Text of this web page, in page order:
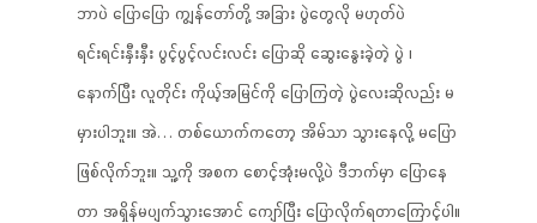
ဘာပဲ ပြောပြော ကျွန်တော်တို့ အခြား ပွဲတွေလို မဟုတ်ပဲ
ရင်းရင်းနှီးနှီး ပွင့်ပွင့်လင်းလင်း ပြောဆို ဆွေးနွေးခဲ့တဲ့ ပွဲ ၊
နောက်ပြီး လူတိုင်း ကိုယ့်အမြင်ကို ပြောကြတဲ့ ပွဲလေးဆိုလည်း မ
မှားပါဘူး။ အဲ… တစ်ယောက်ကတော့ အိမ်သာ သွားနေလို့ မပြော
ဖြစ်လိုက်ဘူး။ သူ့ကို အစက စောင့်အုံးမလို့ပဲ ဒီဘက်မှာ ပြောနေ
တာ အရှိန်မပျက်သွားအောင် ကျော်ပြီး ပြောလိုက်ရတာကြောင့်ပါ။